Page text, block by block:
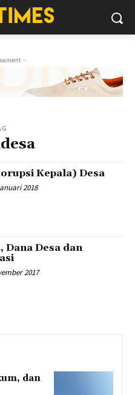
-
Kepala) Desa
2018
Dana Desa dan
2017
dan